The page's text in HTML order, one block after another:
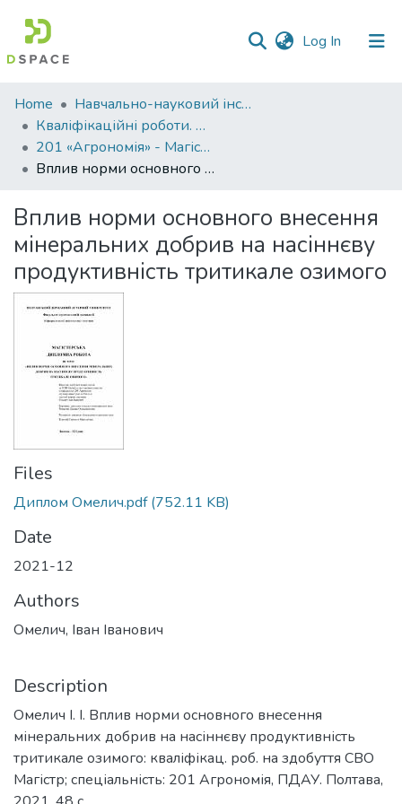
Log In (current)
Communities
&
Collections
All of DSpace
Statistics
Home
Навчально-науковий інститут агротехнологій, селекції та екології
Кваліфікаційні роботи. ННІ агротехнологій, селекції та екології
201 «Агрономія» - Магістри 2021-2022
Вплив норми основного внесення мінеральних добрив на насіннєву продуктивність тритикале озимого
Вплив норми основного внесення
мінеральних добрив на насіннєву
продуктивність тритикале озимого
Files
Диплом Омелич.pdf(752.11 KB)
Date
2021-12
Authors
Омелич, Іван Іванович
Description
Омелич І. І. Вплив норми основного внесення
мінеральних добрив на насіннєву продуктивність
тритикале озимого: кваліфікац. роб. на здобуття СВО
Магістр; спеціальність: 201 Агрономія, ПДАУ. Полтава,